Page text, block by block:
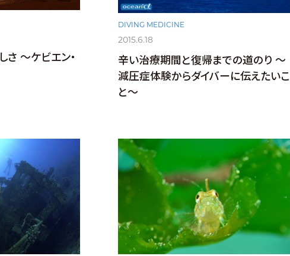
さ ～ケビエン・
DIVING MEDICINE
2015.6.18
辛い治療期間と復帰までの道のり ～
減圧症体験からダイバーに伝えたいこ
と～